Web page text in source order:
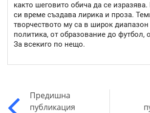
както шеговито обича да се
си време създава лирика и проза.
творчеството му са в широк
политика, от образование до футбол,
За всекиго по нещо.
Предишна
публикация